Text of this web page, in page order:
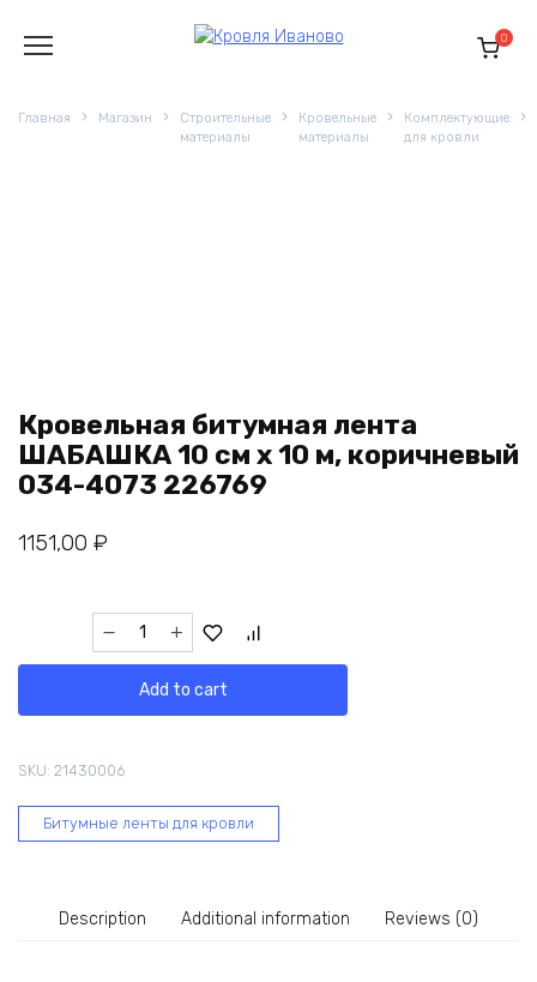
содержанию
0
Главная Магазин
Строительные
материалы
Кровельные
материалы
Комплектующие
для кровли
Кровельная битумная лента
ШАБАШКА 10 см х 10 м, коричневый
034-4073 226769
1151,00 ₽
Кровельная
битумная
ШАБАШКА
х
м,
226769
Add to cart
SKU: 21430006
Битумные ленты для кровли
Description Additional information Reviews (0)